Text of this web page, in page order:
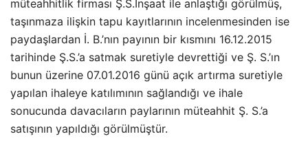
müteahhitlik firması Ş.S.İnşaat ile anlaştığı görülmüş,
taşınmaza ilişkin tapu kayıtlarının incelenmesinden ise
paydaşlardan İ. B.’nın payının bir kısmını 16.12.2015
tarihinde Ş.S.’a satmak suretiyle devrettiği ve Ş. S.’ın
bunun üzerine 07.01.2016 günü açık artırma suretiyle
yapılan ihaleye katılımının sağlandığı ve ihale
sonucunda davacıların paylarının müteahhit Ş. S.’a
satışının yapıldığı görülmüştür.